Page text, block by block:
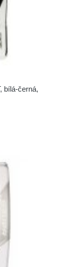
bílá-černá,